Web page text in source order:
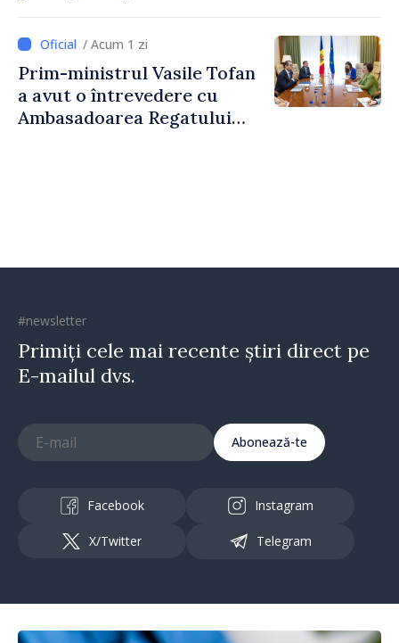
2027
/ Acum 1 zi
Prim-ministrul Vasile Tofan
a avut o întrevedere cu
Ambasadoarea Regatului
#newsletter
Primiți cele mai recente știri direct pe
E-mailul dvs.
Abonează-te
Facebook Instagram
X/Twitter Telegram